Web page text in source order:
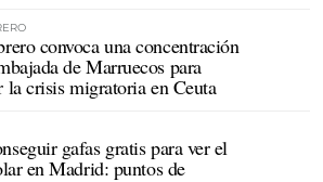
convoca una concentración
de Marruecos para
la crisis migratoria en Ceuta
gafas gratis para ver el
en Madrid: puntos de